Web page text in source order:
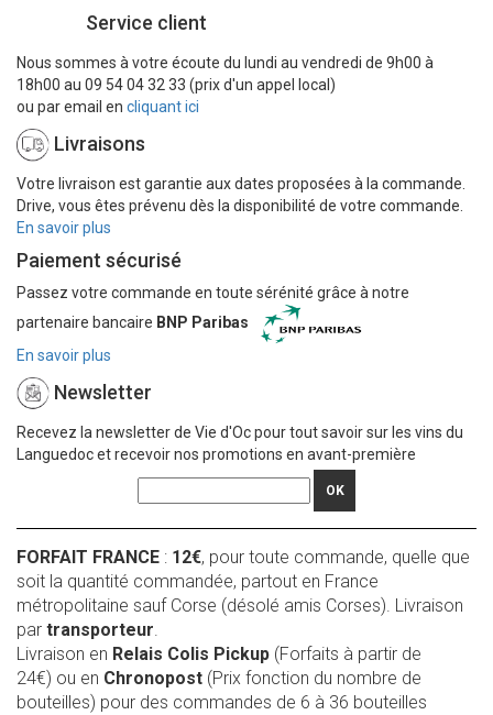
Service client
Nous sommes à votre écoute du lundi au vendredi de 9h00 à
18h00 au 09 54 04 32 33 (prix d'un appel local)
ou par email en cliquant ici
Livraisons
Votre livraison est garantie aux dates proposées à la commande.
Drive, vous êtes prévenu dès la disponibilité de votre commande.
En savoir plus
Paiement sécurisé
Passez votre commande en toute sérénité grâce à notre
partenaire bancaire BNP Paribas
En savoir plus
Newsletter
Recevez la newsletter de Vie d'Oc pour tout savoir sur les vins du
Languedoc et recevoir nos promotions en avant-première
OK
FORFAIT FRANCE : 12€, pour toute commande, quelle que
soit la quantité commandée, partout en France
métropolitaine sauf Corse (désolé amis Corses). Livraison
par transporteur.
Livraison en Relais Colis Pickup (Forfaits à partir de
24€) ou en Chronopost (Prix fonction du nombre de
bouteilles) pour des commandes de 6 à 36 bouteilles